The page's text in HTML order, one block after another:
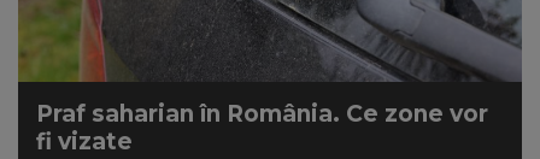
NEWS
CONTUL MEU
Praf saharian în România. Ce zone vor
fi vizate